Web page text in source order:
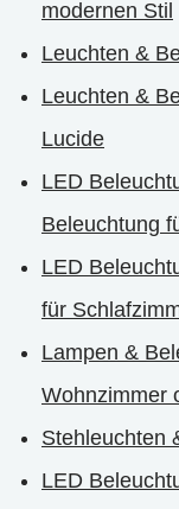
modernen Stil
Leuchten &
Leuchten &
Lucide
LED
Beleuchtung
LED
für
Lampen &
Wohnzimmer
Stehleuchten
LED